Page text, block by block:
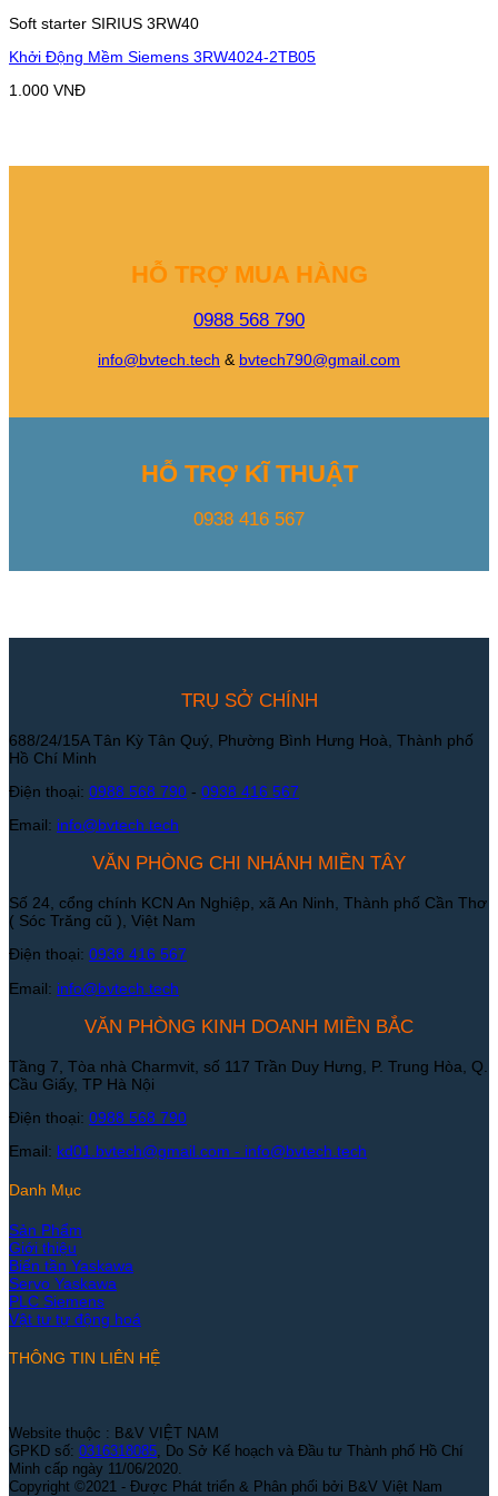
Soft starter SIRIUS 3RW40
Khởi Động Mềm Siemens 3RW4024-2TB05
1.000 VNĐ
HỖ TRỢ MUA HÀNG
0988 568 790
info@bvtech.tech & bvtech790@gmail.com
HỖ TRỢ KĨ THUẬT
0938 416 567
TRỤ SỞ CHÍNH
688/24/15A Tân Kỳ Tân Quý, Phường Bình Hưng Hoà, Thành phố
Hồ Chí Minh
Điện thoại: 0988 568 790 - 0938 416 567
Email: info@bvtech.tech
VĂN PHÒNG CHI NHÁNH MIỀN TÂY
Số 24, cổng chính KCN An Nghiệp, xã An Ninh, Thành phố Cần Thơ
( Sóc Trăng cũ ), Việt Nam
Điện thoại: 0938 416 567
Email: info@bvtech.tech
VĂN PHÒNG KINH DOANH MIỀN BẮC
Tầng 7, Tòa nhà Charmvit, số 117 Trần Duy Hưng, P. Trung Hòa, Q.
Cầu Giấy, TP Hà Nội
Điện thoại: 0988 568 790
Email: kd01.bvtech@gmail.com - info@bvtech.tech
Danh Mục
Sản Phẩm
Giới thiệu
Biến tần Yaskawa
Servo Yaskawa
PLC Siemens
Vật tư tự động hoá
THÔNG TIN LIÊN HỆ
Website thuộc : B&V VIỆT NAM
GPKD số: 0316318085 , Do Sở Kế hoạch và Đầu tư Thành phố Hồ Chí
Minh cấp ngày 11/06/2020.
Copyright ©2021 - Được Phát triển & Phân phối bởi B&V Việt Nam